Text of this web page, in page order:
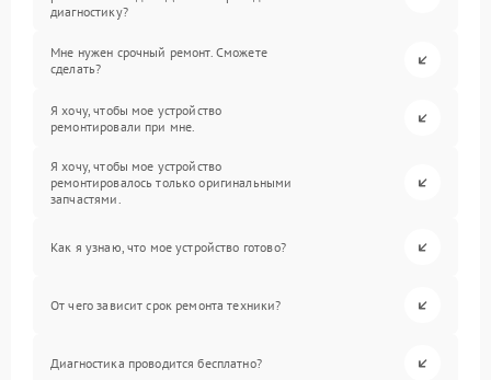
диагностику?
Мне нужен срочный ремонт. Сможете
сделать?
Я хочу, чтобы мое устройство
ремонтировали при мне.
Я хочу, чтобы мое устройство
ремонтировалось только оригинальными
запчастями.
Как я узнаю, что мое устройство готово?
От чего зависит срок ремонта техники?
Диагностика проводится бесплатно?